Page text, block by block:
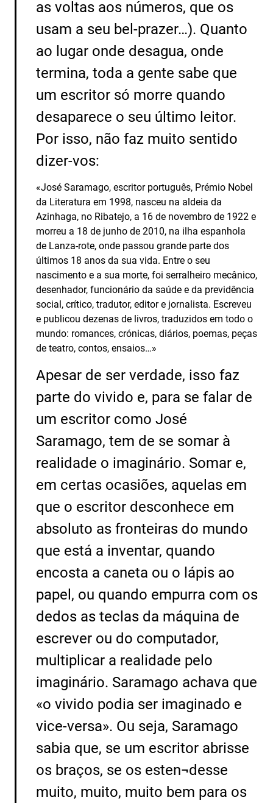
as voltas aos números, que os
usam a seu bel-prazer…). Quanto
ao lugar onde desagua, onde
termina, toda a gente sabe que
um escritor só morre quando
desaparece o seu último leitor.
Por isso, não faz muito sentido
dizer-vos:
«José Saramago, escritor português, Prémio Nobel
da Literatura em 1998, nasceu na aldeia da
Azinhaga, no Ribatejo, a 16 de novembro de 1922 e
morreu a 18 de junho de 2010, na ilha espanhola
de Lanza-rote, onde passou grande parte dos
últimos 18 anos da sua vida. Entre o seu
nascimento e a sua morte, foi serralheiro mecânico,
desenhador, funcionário da saúde e da previdência
social, crítico, tradutor, editor e jornalista. Escreveu
e publicou dezenas de livros, traduzidos em todo o
mundo: romances, crónicas, diários, poemas, peças
de teatro, contos, ensaios…»
Apesar de ser verdade, isso faz
parte do vivido e, para se falar de
um escritor como José
Saramago, tem de se somar à
realidade o imaginário. Somar e,
em certas ocasiões, aquelas em
que o escritor desconhece em
absoluto as fronteiras do mundo
que está a inventar, quando
encosta a caneta ou o lápis ao
papel, ou quando empurra com os
dedos as teclas da máquina de
escrever ou do computador,
multiplicar a realidade pelo
imaginário. Saramago achava que
«o vivido podia ser imaginado e
vice-versa». Ou seja, Saramago
sabia que, se um escritor abrisse
os braços, se os esten¬desse
muito, muito, muito bem para os